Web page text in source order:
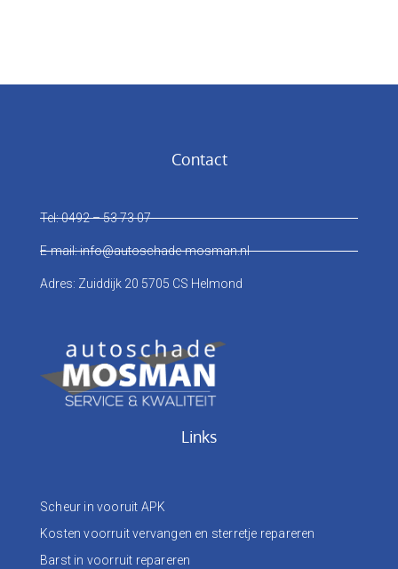
Contact
Tel: 0492 – 53 73 07
E-mail: info@autoschade-mosman.nl
Adres: Zuiddijk 20 5705 CS Helmond
Links
Scheur in vooruit APK
Kosten voorruit vervangen en sterretje repareren
Barst in voorruit repareren